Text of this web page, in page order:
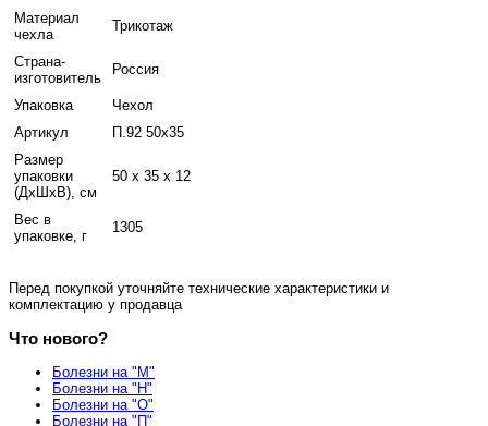
Материал
чехла
Трикотаж
Страна-
изготовитель
Россия
Упаковка
Чехол
Артикул
П.92 50х35
Размер
упаковки
(ДхШхВ), см
50 x 35 x 12
Вес в
упаковке, г
1305
Перед покупкой уточняйте технические характеристики и
комплектацию у продавца
Что нового?
Болезни на "М"
Болезни на "Н"
Болезни на "О"
Болезни на "П"